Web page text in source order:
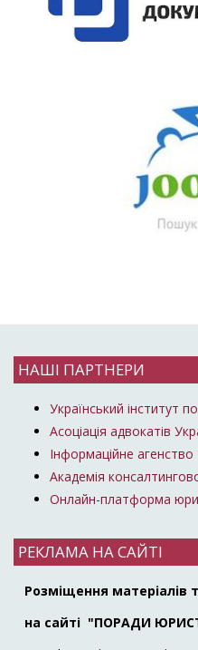
НАШІ ПАРТНЕРИ
Український інститут
Асоціація адвокатів
Інформаційне
Академія
Онлайн-платформа
РЕКЛАМА НА САЙТІ
Розміщення матеріалів
на сайті "ПОРАДИ